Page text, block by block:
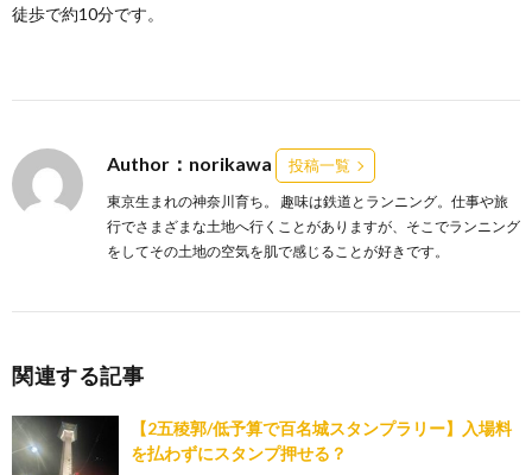
徒歩で約10分です。
Author：norikawa 投稿一覧
東京生まれの神奈川育ち。 趣味は鉄道とランニング。仕事や旅
行でさまざまな土地へ行くことがありますが、そこでランニング
をしてその土地の空気を肌で感じることが好きです。
関連する記事
【2五稜郭/低予算で百名城スタンプラリー】入場料
を払わずにスタンプ押せる？